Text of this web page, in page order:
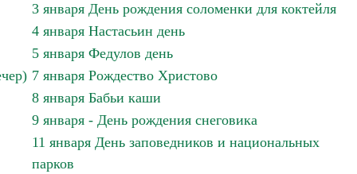
3 января День рождения соломенки для коктейля
4 января Настасьин день
5 января Федулов день
7 января Рождество Христово
8 января Бабьи каши
9 января - День рождения снеговика
11 января День заповедников и национальных
парков